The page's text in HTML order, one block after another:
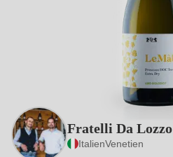
Fratelli Da Lozzo
ItalienVenetien